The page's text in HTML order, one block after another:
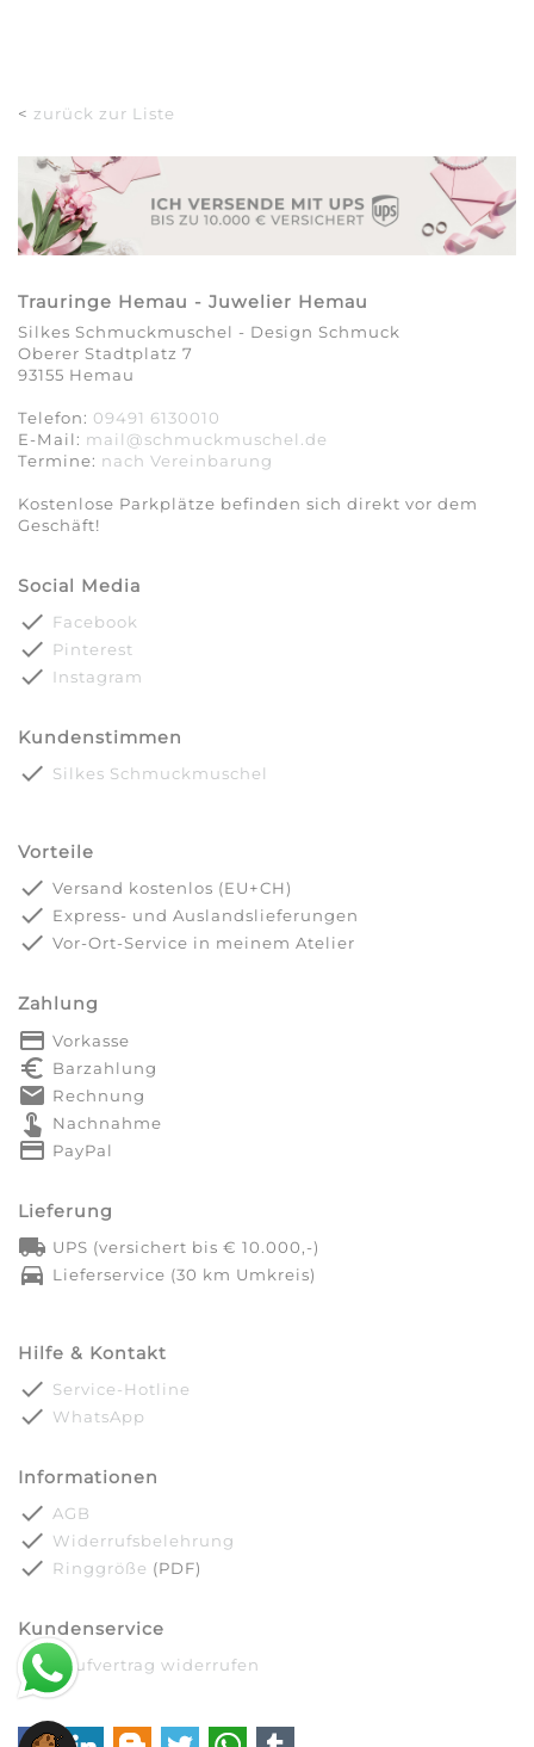
< zurück zur Liste
Trauringe Hemau - Juwelier Hemau
Silkes Schmuckmuschel - Design Schmuck
Oberer Stadtplatz 7
93155 Hemau
Telefon: 09491 6130010
E-Mail: mail@schmuckmuschel.de
Termine: nach Vereinbarung​​​​​​​
Kostenlose Parkplätze befinden sich direkt vor dem
Geschäft!
Social Media
done Facebook
done Pinterest
done Instagram
Kundenstimmen
done Silkes Schmuckmuschel
Vorteile
done Versand kostenlos (EU+CH)
done Express- und Auslandslieferungen
done Vor-Ort-Service in meinem Atelier
Zahlung
payment Vorkasse
euro_symbol Barzahlung
markunread Rechnung
touch_app Nachnahme
credit_card PayPal
Lieferung
local_shipping UPS (versichert bis € 10.000,-)
directions_car Lieferservice (30 km Umkreis)
Hilfe & Kontakt
done Service-Hotline
done WhatsApp
Informationen
done AGB
done Widerrufsbelehrung
done Ringgröße (PDF)
Kundenservice
done Kaufvertrag widerrufen